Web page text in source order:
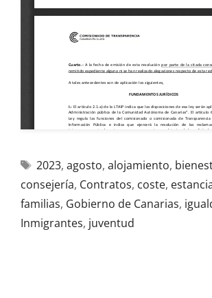
2023, agosto, alojamiento,
consejería, Contratos, coste,
familias, Gobierno de Canarias,
Inmigrantes, juventud